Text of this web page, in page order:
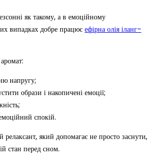
як такому, а в емоційному
випадках добре працює ефірна олія іланг-
напругу;
образи і накопичені емоції;
спокій.
який допомагає не просто заснути,
стан перед сном.